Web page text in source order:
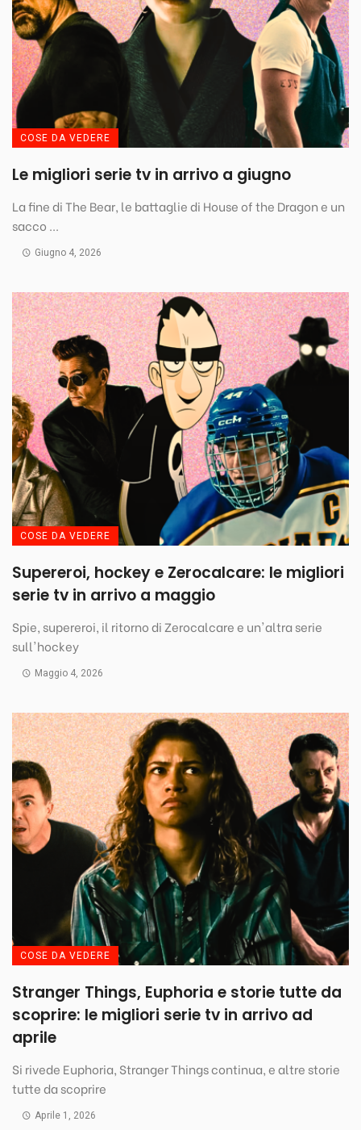
COSE DA VEDERE
Le migliori serie tv in arrivo a giugno
La fine di The Bear, le battaglie di House of the Dragon e un
sacco ...
Giugno 4, 2026
COSE DA VEDERE
Supereroi, hockey e Zerocalcare: le migliori
serie tv in arrivo a maggio
Spie, supereroi, il ritorno di Zerocalcare e un'altra serie
sull'hockey
Maggio 4, 2026
COSE DA VEDERE
Stranger Things, Euphoria e storie tutte da
scoprire: le migliori serie tv in arrivo ad
aprile
Si rivede Euphoria, Stranger Things continua, e altre storie
tutte da scoprire
Aprile 1, 2026